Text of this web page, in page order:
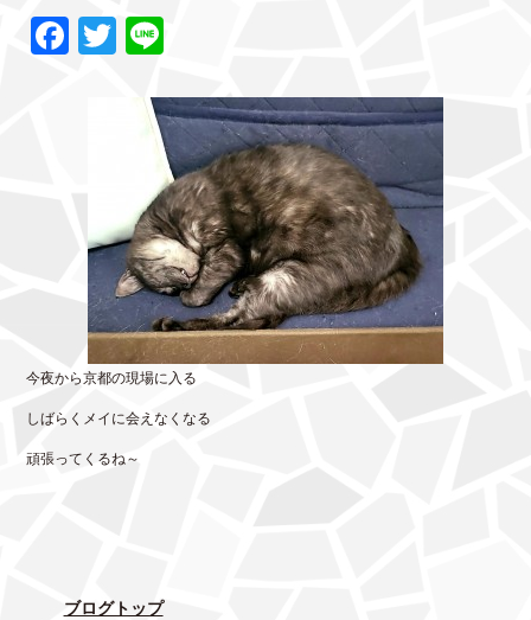
Fa T
tte
今夜から京都の現場に入る
しばらくメイに会えなくなる
頑張ってくるね～
ブログトップ